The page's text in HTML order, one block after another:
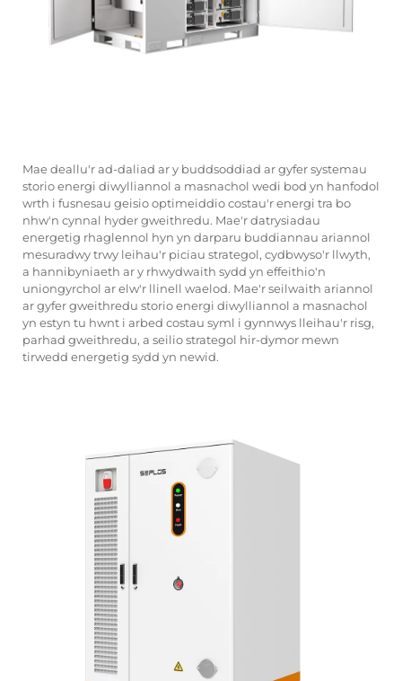
Mae deallu'r ad-daliad ar y buddsoddiad ar gyfer systemau
storio energi diwylliannol a masnachol wedi bod yn hanfodol
wrth i fusnesau geisio optimeiddio costau'r energi tra bo
nhw'n cynnal hyder gweithredu. Mae'r datrysiadau
energetig rhaglennol hyn yn darparu buddiannau ariannol
mesuradwy trwy leihau'r piciau strategol, cydbwyso'r llwyth,
a hannibyniaeth ar y rhwydwaith sydd yn effeithio'n
uniongyrchol ar elw'r llinell waelod. Mae'r seilwaith ariannol
ar gyfer gweithredu storio energi diwylliannol a masnachol
yn estyn tu hwnt i arbed costau syml i gynnwys lleihau'r risg,
parhad gweithredu, a seilio strategol hir-dymor mewn
tirwedd energetig sydd yn newid.